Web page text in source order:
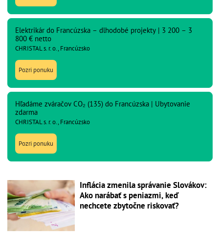
Elektrikár do Francúzska – dlhodobé projekty | 3 200 – 3
800 € netto
CHRISTAL s. r. o., Francúzsko
Pozri ponuku
Hľadáme zváračov CO₂ (135) do Francúzska | Ubytovanie
zdarma
CHRISTAL s. r. o., Francúzsko
Pozri ponuku
Inflácia zmenila správanie Slovákov:
Ako narábať s peniazmi, keď
nechcete zbytočne riskovať?